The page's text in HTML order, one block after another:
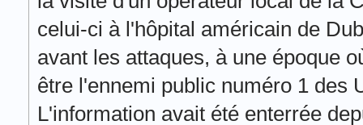
celui-ci à l'hôpital américain de
avant les attaques, à une époque
être l'ennemi public numéro 1 des
L'information avait été enterrée